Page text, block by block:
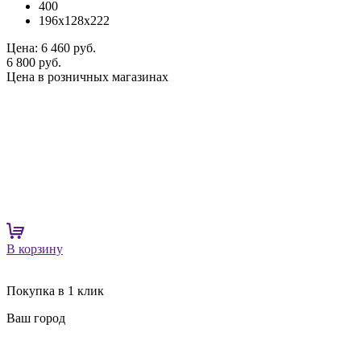
400
196x128x222
Цена: 6 460 руб.
6 800 руб.
Цена в розничных магазинах
В корзину
Покупка в 1 клик
Ваш город